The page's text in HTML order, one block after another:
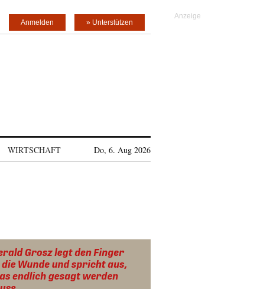
» Unterstützen
Anmelden
WIRTSCHAFT Do, 6. Aug 2026